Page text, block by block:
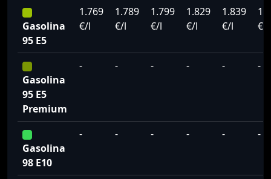
Gasolina
95 E5
1.769
€/l
1.789
€/l
1.799
€/l
1.829
€/l
1.839
€/l
€/l
Gasolina
95 E5
Premium
- - - - - -
Gasolina
98 E10
- - - - - -